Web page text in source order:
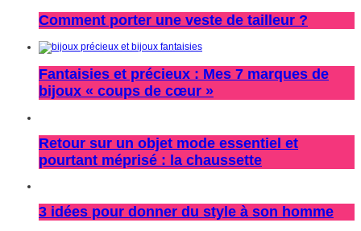
Comment porter une veste de tailleur ?
Fantaisies et précieux : Mes 7 marques de
bijoux « coups de cœur »
Retour sur un objet mode essentiel et
pourtant méprisé : la chaussette
3 idées pour donner du style à son homme